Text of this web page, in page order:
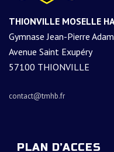
THIONVILLE MOSELLE
Gymnase Jean-Pierre
Avenue Saint Exupéry
57100 THIONVILLE
contact@tmhb.fr
PLAN D’ACCES